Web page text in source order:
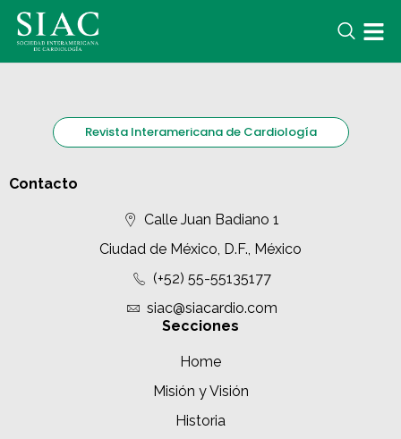
Revista Interamericana de Cardiología
Contacto
Calle Juan Badiano 1
Ciudad de México, D.F., México
(+52) 55-55135177
siac@siacardio.com
Secciones
Home
Misión y Visión
Historia